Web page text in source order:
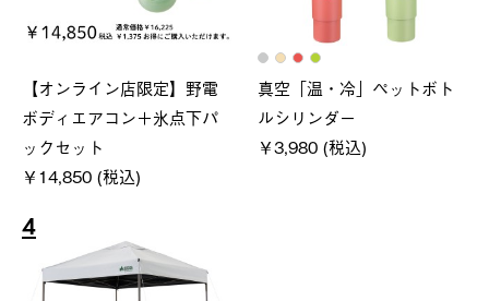
【オンライン店限定】野電
ボディエアコン＋氷点下パ
ックセット
￥14,850 (税込)
真空「温・冷」ペットボト
ルシリンダー
￥3,980 (税込)
4